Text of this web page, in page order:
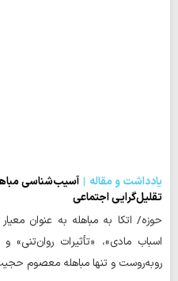
یادداشت و مقاله
آسیب‌شناسی
تقلیل‌گرایی اجتماعی
حوزه/ اتکا به مباهله به عنوان
اسباب مادی»، «تأثیرات روان‌تنی»
روبه‌روست و تنها مباهله معصوم